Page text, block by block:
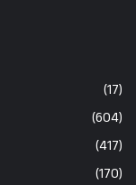
(17)
(604)
(417)
(170)